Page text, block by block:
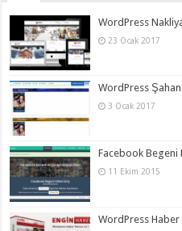
WordPress
23 Ocak 2017
WordPress
3 Ocak 2017
Facebook Begeni
11 Ekim 2015
WordPress Haber